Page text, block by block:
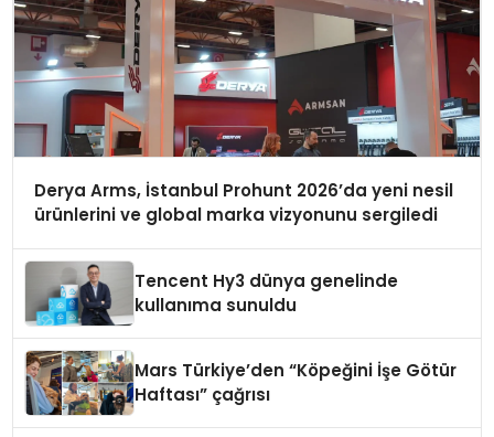
Derya Arms, İstanbul Prohunt 2026’da yeni nesil
ürünlerini ve global marka vizyonunu sergiledi
Tencent Hy3 dünya genelinde
kullanıma sunuldu
Mars Türkiye’den “Köpeğini İşe Götür
Haftası” çağrısı